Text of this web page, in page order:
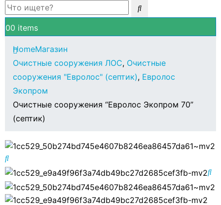
00 items
HomeМагазин
Очистные сооружения ЛОС, Очистные
сооружения "Евролос" (септик), Евролос
Экопром
Очистные сооружения “Евролос Экопром 70”
(септик)